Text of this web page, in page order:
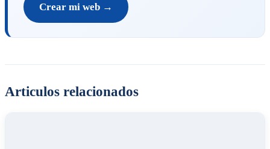
Crear mi web →
Articulos relacionados